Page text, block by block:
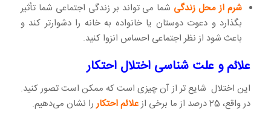
شرم از محل زندگی شما می تواند بر زندگی اجتماعی شما تأثیر
بگذارد و دعوت دوستان یا خانواده به خانه را دشوارتر کند و
باعث شود از نظر اجتماعی احساس انزوا کنید.
علائم و علت شناسی اختلال احتکار
این اختلال شایع تر از آن چیزی است که ممکن است تصور کنید.
در واقع، 25 درصد از ما برخی از
علائم احتکاررا نشان می‌دهیم.